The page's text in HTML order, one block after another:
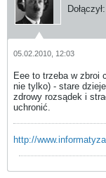
Dołączył:
05.02.2010, 12:03
Eee to trzeba w zbroi
nie tylko) - stare
zdrowy rozsądek i
uchronić.
http://